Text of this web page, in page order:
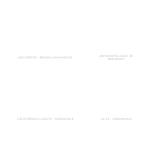
C A L I F O R N I A C L O S E T S - G R E E N V A L E U L T A - G R E E N V A L E
J O E CO F F E E - B R O O K L Y N H E I G H T S
A N T H R O P O L O G I E - M
A N H A S S E T